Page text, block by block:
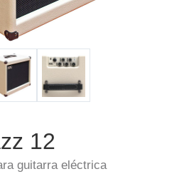
12
guitarra eléctrica